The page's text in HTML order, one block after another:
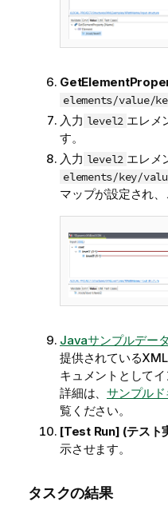
elements/value/
入力 level2 エレメ
す。
入力 level2 エレメ
elements/key/
マップが設定され、
Javaサンプルデー
提供されている
キュメントとしてイ
詳細は、 サンプル
覧ください。
[Test Run] (テスト
示させます。
タスクの結果